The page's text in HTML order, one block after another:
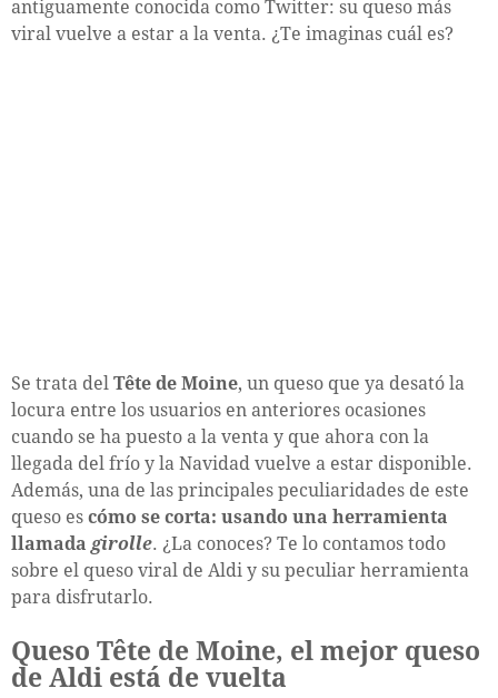
antiguamente conocida como Twitter: su queso más
viral vuelve a estar a la venta. ¿Te imaginas cuál es?
Se trata del Tête de Moine, un queso que ya desató la
locura entre los usuarios en anteriores ocasiones
cuando se ha puesto a la venta y que ahora con la
llegada del frío y la Navidad vuelve a estar disponible.
Además, una de las principales peculiaridades de este
queso es cómo se corta: usando una herramienta
llamada girolle. ¿La conoces? Te lo contamos todo
sobre el queso viral de Aldi y su peculiar herramienta
para disfrutarlo.
Queso Tête de Moine, el mejor queso
de Aldi está de vuelta